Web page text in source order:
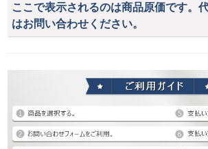
ここで表示されるのは商品原価です。
はお問い合わせください。